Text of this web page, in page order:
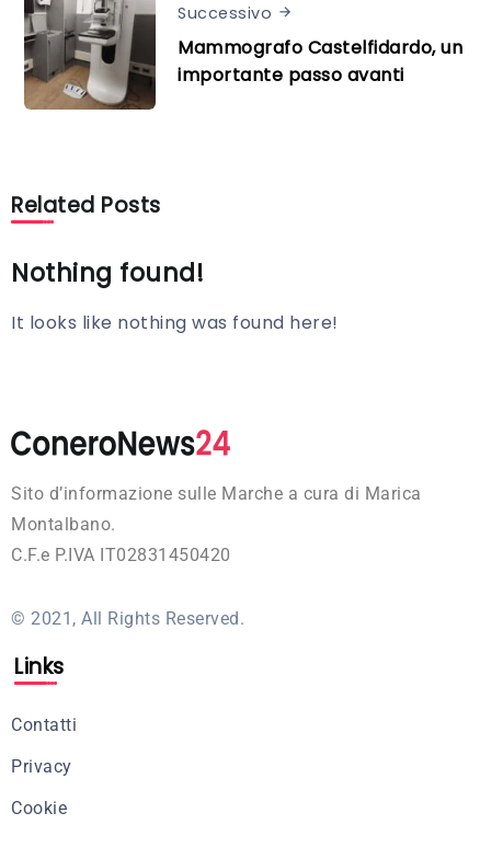
Successivo
Mammografo Castelfidardo, un
importante passo avanti
Related Posts
Nothing found!
It looks like nothing was found here!
Sito d’informazione sulle Marche a cura di Marica
Montalbano.
C.F.e P.IVA IT02831450420
© 2021, All Rights Reserved.
Links
Contatti
Privacy
Cookie